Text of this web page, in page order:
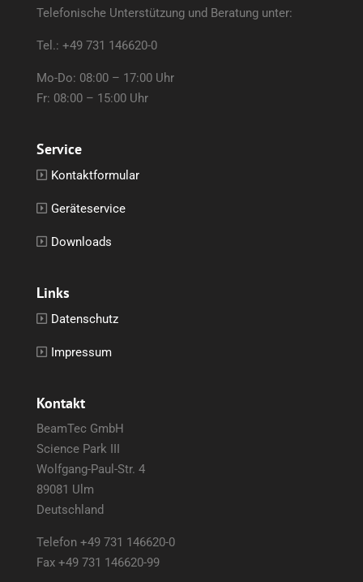
Telefonische Unterstützung und Beratung unter:
Tel.: +49 731 146620-0
Mo-Do: 08:00 – 17:00 Uhr
Fr: 08:00 – 15:00 Uhr
Service
Kontaktformular
Geräteservice
Downloads
Links
Datenschutz
Impressum
Kontakt
BeamTec GmbH
Science Park III
Wolfgang-Paul-Str. 4
89081 Ulm
Deutschland
Telefon +49 731 146620-0
Fax +49 731 146620-99